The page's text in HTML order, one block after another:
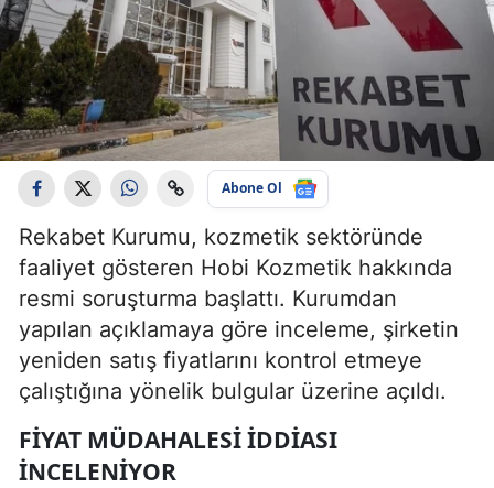
Abone Ol
Rekabet Kurumu, kozmetik sektöründe
faaliyet gösteren Hobi Kozmetik hakkında
resmi soruşturma başlattı. Kurumdan
yapılan açıklamaya göre inceleme, şirketin
yeniden satış fiyatlarını kontrol etmeye
çalıştığına yönelik bulgular üzerine açıldı.
FIYAT MÜDAHALESI İDDIASI
İNCELENIYOR